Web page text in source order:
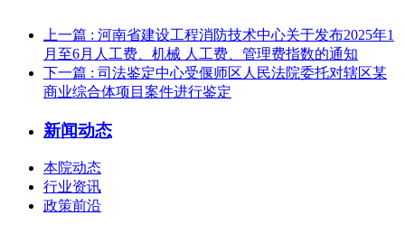
上一篇 : 河南省建设工程消防技术中心关于发布2025年1
月至6月人工费、机械 人工费、管理费指数的通知
下一篇 : 司法鉴定中心受偃师区人民法院委托对辖区某
商业综合体项目案件进行鉴定
新闻动态
本院动态
行业资讯
政策前沿